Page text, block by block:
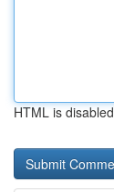
HTML is disabled